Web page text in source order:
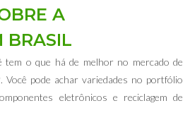
A
BRASIL
tem o que há de melhor no mercado de
. Você pode achar variedades no portfólio
eletrônicos e reciclagem de